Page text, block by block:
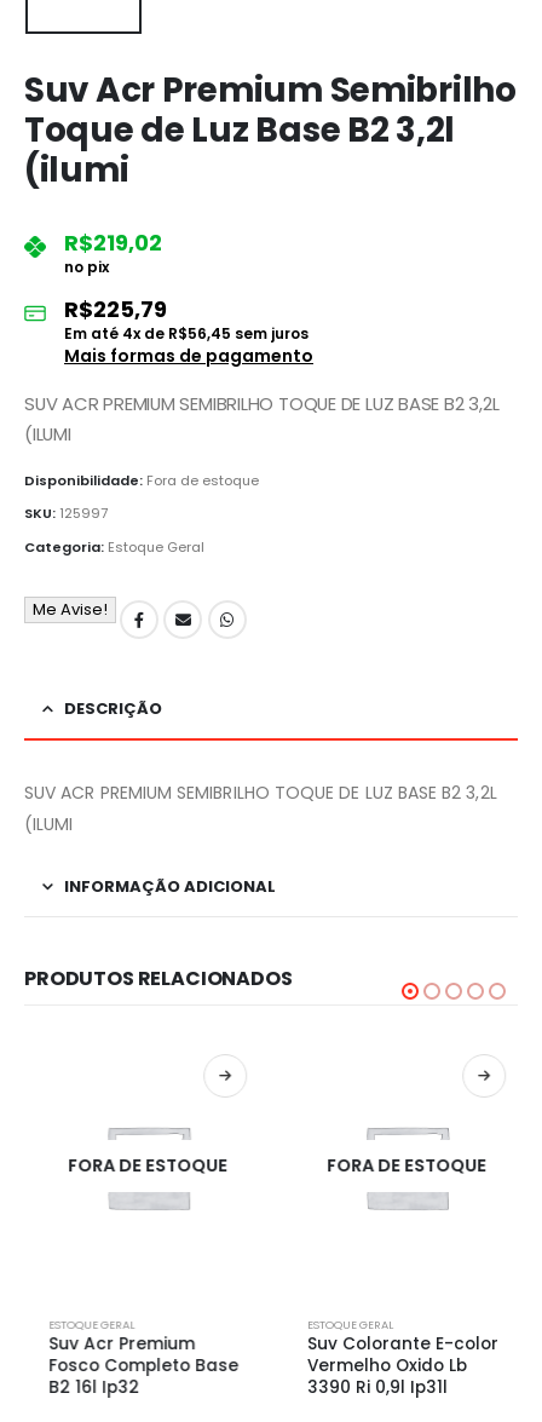
Suv Acr Premium Semibrilho
Toque de Luz Base B2 3,2l
(ilumi
R$219,02
no pix
R$225,79
Em até 4x de R$56,45 sem juros
Mais formas de pagamento
SUV ACR PREMIUM SEMIBRILHO TOQUE DE LUZ BASE B2 3,2L
(ILUMI
Disponibilidade: Fora de estoque
SKU: 125997
Categoria: Estoque Geral
Me Avise!
DESCRIÇÃO
SUV ACR PREMIUM SEMIBRILHO TOQUE DE LUZ BASE B2 3,2L
(ILUMI
INFORMAÇÃO ADICIONAL
PRODUTOS RELACIONADOS
FORA DE ESTOQUE
ESTOQUE GERAL
Suv Acr Premium
Fosco Completo Base
B2 16l Ip32
FORA DE ESTOQUE
ESTOQUE GERAL
Suv Colorante E-color
Vermelho Oxido Lb
3390 Ri 0,9l Ip31l